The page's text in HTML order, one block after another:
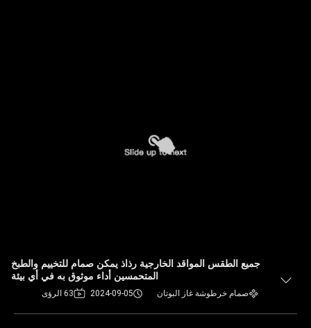
جميع الطقس المواقد الخارجية رذاذ يمكن صمام للتخييم والطبخ
المتحمسين أداء موثوق به في أي بيئة
صمام خرطوشة غاز البوتان 2024-09-05 63 الرؤى